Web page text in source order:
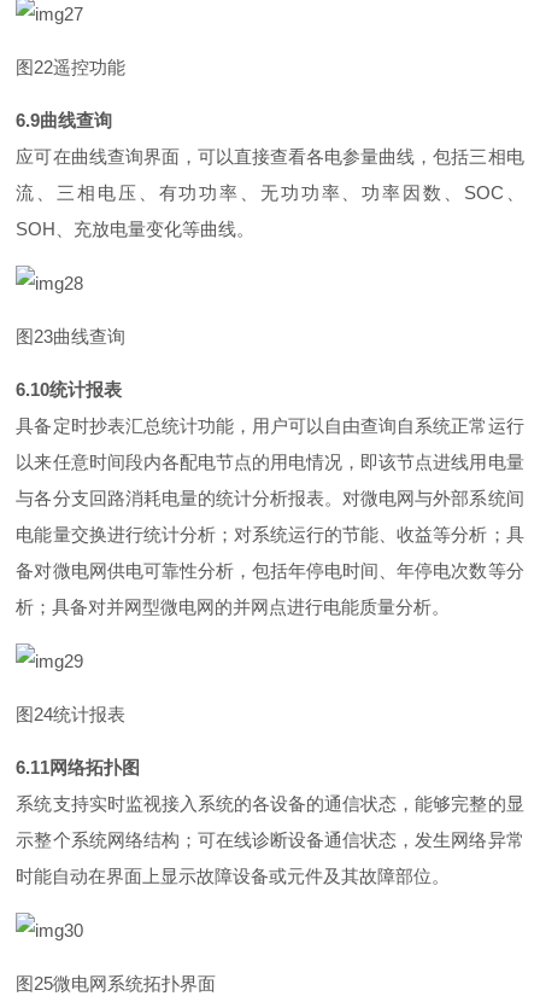
图22遥控功能
6.9曲线查询
应可在曲线查询界面，可以直接查看各电参量曲线，包括三相电
流、三相电压、有功功率、无功功率、功率因数
SOC
SOH 、充放电量变化等曲线。
图23曲线查询
6.10统计报表
具备定时抄表汇总统计功能，用户可以自由查询自系统正常运行
以来任意时间段内各配电节点的用电情况，即该节点进线用电量
与各分支回路消耗电量的统计分析报表。对微电网与外部系统间
电能量交换进行统计分析；对系统运行的节能、收益等分析；具
备对微电网供电可靠性分析，包括年停电时间、年停电次数等分
析；具备对并网型微电网的并网点进行电能质量分析。
图24统计报表
6.11网络拓扑图
系统支持实时监视接入系统的各设备的通信状态，能够完整的显
示整个系统网络结构；可在线诊断设备通信状态，发生网络异常
时能自动在界面上显示故障设备或元件及其故障部位。
图25微电网系统拓扑界面